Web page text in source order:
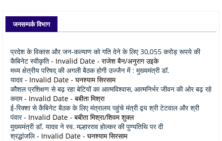
जनसम्पर्क विभाग
प्रदेश के विकास और जन-कल्याण को गति देने के लिए 30,055 करोड़ रूपये की
कैबिनेट स्वीकृति - Invalid Date - राजेश बैन/अनुराग उइके
मध्य क्षेत्रीय परिषद् की अगली बैठक होगी उज्जैन में : मुख्यमंत्री डॉ.
यादव - Invalid Date - घनश्याम सिरसाम
कौशल प्रशिक्षण से बढ़ रहा बेटियों का आत्मविश्वास, आत्मनिर्भर जीवन की ओर बढ़ रहे
कदम- Invalid Date - बबीता मिश्रा
ई-रिक्शा से कैबिनेट बैठक के लिए मंत्रालय पहुंचे मंत्री द्वय श्री टेटवाल और श्री
पंवार- Invalid Date - बबीता मिश्रा/शिवम शुक्ल
मुख्यमंत्री डॉ. यादव ने स्व. मल्हारराव होल्कर की पुण्यतिथि पर दी
श्रद्धांजलि- Invalid Date - घनश्याम सिरसाम